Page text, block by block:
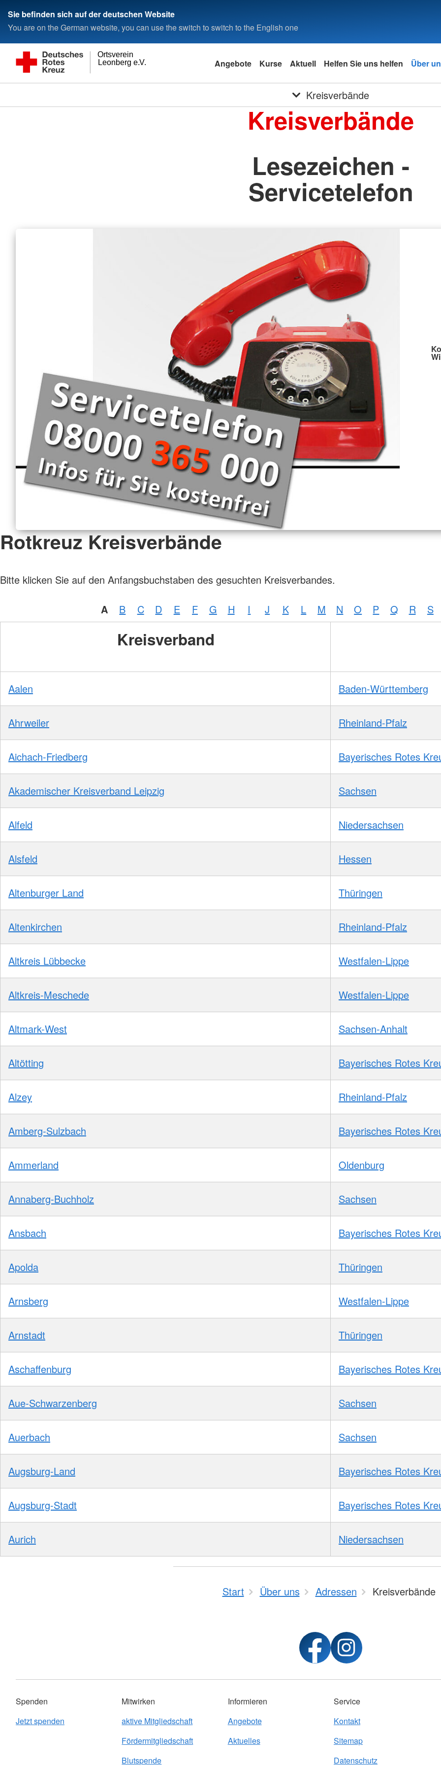
Sie befinden sich auf der deutschen Website
You are on the German website, you can use the switch to switch to the English one
Leonberg e.V.
Ortsverein
Angebote Kurse Aktuell Helfen Sie uns helfen Über
Kreisverbände
Kreisverbände
Lesezeichen -
Servicetelefon
Rotkreuz Kreisverbände
Bitte klicken Sie auf den Anfangsbuchstaben des gesuchten Kreisverbandes.
A B C D E F G H I J K L M N O P Q R S
Kreisverband
Aalen Baden-Württemberg
Ahrweiler Rheinland-Pfalz
Aichach-Friedberg Bayerisches Rotes
Akademischer Kreisverband Leipzig Sachsen
Alfeld Niedersachsen
Alsfeld Hessen
Altenburger Land Thüringen
Altenkirchen Rheinland-Pfalz
Altkreis Lübbecke Westfalen-Lippe
Altkreis-Meschede Westfalen-Lippe
Altmark-West Sachsen-Anhalt
Altötting Bayerisches Rotes
Alzey Rheinland-Pfalz
Amberg-Sulzbach Bayerisches Rotes
Ammerland Oldenburg
Annaberg-Buchholz Sachsen
Ansbach Bayerisches Rotes
Apolda Thüringen
Arnsberg Westfalen-Lippe
Arnstadt Thüringen
Aschaffenburg Bayerisches Rotes
Aue-Schwarzenberg Sachsen
Auerbach Sachsen
Augsburg-Land Bayerisches Rotes
Augsburg-Stadt Bayerisches Rotes
Aurich Niedersachsen
Start Über uns Adressen Kreisverbände
Spenden
Jetzt spenden
Mitwirken
aktive Mitgliedschaft
Fördermitgliedschaft
Blutspende
Informieren
Angebote
Aktuelles
Service
Kontakt
Sitemap
Datenschutz